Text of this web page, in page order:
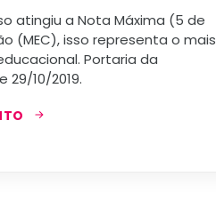
atingiu a Nota Máxima (5 de
(MEC), isso representa o mais
Portaria da
29/10/2019.